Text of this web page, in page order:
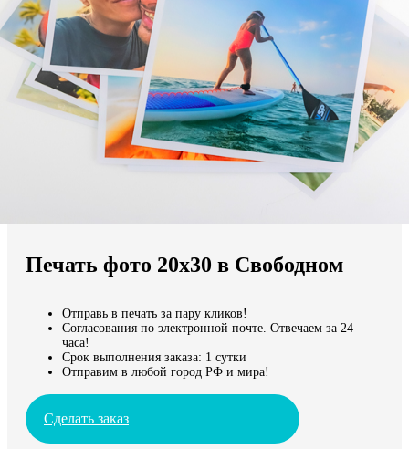
Мы доставляем по всему миру
Продолжить без города
Печать фото 20х30 в Свободном
Отправь в печать за пару кликов!
Согласования по электронной почте. Отвечаем за 24
часа!
Срок выполнения заказа: 1 сутки
Отправим в любой город РФ и мира!
Сделать заказ